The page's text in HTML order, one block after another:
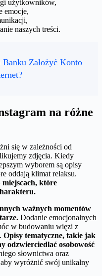
użytkowników,
emocje,
naszych treści.
Założyć Konto
na różne
się w zależności od
zdjęcia. Kiedy
wyborem są opisy
oddają klimat relaksu.
które
ważnych momentów
Dodanie emocjonalnych
w budowaniu więzi z
Opisy tematyczne, takie jak
odzwierciedlać osobowość
słownictwa oraz
wyróżnić swój unikalny